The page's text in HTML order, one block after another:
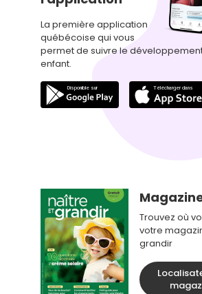
La première application
québécoise qui vous
permet de suivre le
enfant.
Trouvez où
votre
grandir